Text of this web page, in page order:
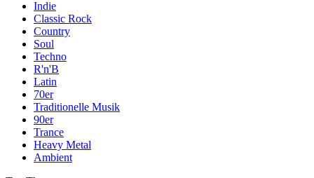
Indie
Classic Rock
Country
Soul
Techno
R'n'B
Latin
70er
Traditionelle Musik
90er
Trance
Heavy Metal
Ambient